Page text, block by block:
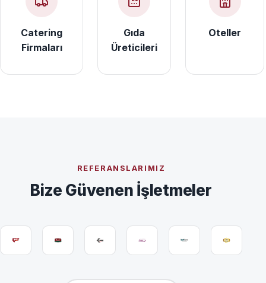
Catering
Firmaları
Gıda
Üreticileri
Oteller
REFERANSLARIMIZ
Bize Güvenen İşletmeler